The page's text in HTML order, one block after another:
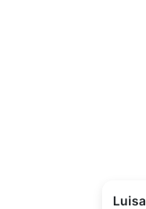
Luisa